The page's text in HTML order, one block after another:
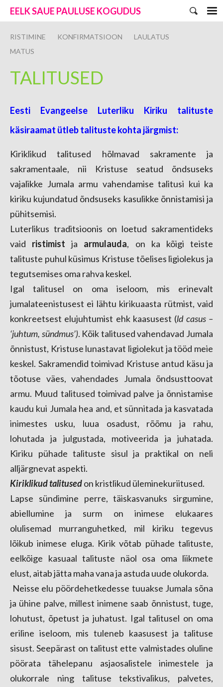
EELK SAUE PAULUSE KOGUDUS
RISTIMINE KONFIRMATSIOON
LAULATUS
MATUS
TALITUSED
Eesti Evangeelse Luterliku Kiriku talituste
käsiraamat ütleb talituste kohta järgmist:
Kiriklikud talitused hõlmavad sakramente ja
sakramentaale, nii Kristuse seatud õndsuseks
vajalikke Jumala armu vahendamise talitusi kui ka
kiriku kujundatud õndsuseks kasulikke õnnistamisi ja
pühitsemisi.
Luterlikus traditsioonis on loetud sakramentideks
vaid ristimistja armulauda, on ka kõigi teiste
talituste puhul küsimus Kristuse tõelises ligiolekus ja
tegutsemises oma rahva keskel.
Igal talitusel on oma iseloom, mis erinevalt
jumalateenistusest ei lähtu kirikuaasta rütmist, vaid
konkreetsest elujuhtumist ehk kaasusest (ld casus –
‘juhtum, sündmus’). Kõiktalitused vahendavad Jumala
õnnistust, Kristuse lunastavat ligiolekut ja tööd meie
keskel. Sakramendid toimivad Kristuse antud käsu ja
tõotuse väes, vahendades Jumala õndsusttoovat
armu. Muud talitused toimivad palve ja õnnistamise
kaudu kui Jumala hea and, et sünnitada ja kasvatada
inimestes usku, luua osadust, rõõmu ja rahu,
lohutada ja julgustada, motiveerida ja juhatada.
Kiriku pühade talituste sisul ja praktikal on neli
alljärgnevat aspekti.
Kiriklikud talitusedon kristlikud üleminekuriitused.
Lapse sündimine perre, täiskasvanuks sirgumine,
abiellumine ja surm on inimese elukaares
olulisemad murranguhetked, mil kiriku tegevus
lõikub inimese eluga. Kirik võtab pühade talituste,
eelkõige kasuaal talituste näol osa oma liikmete
elust, aitabjätta maha vana ja astuda uude olukorda.
Neisse elu pöördehetkedesse tuuakse Jumala sõna
ja ühine palve, millest inimene saab õnnistust, tuge,
lohutust, õpetust ja juhatust. Igal talitusel on oma
eriline iseloom, mis tuleneb kaasusest ja talituse
sisust. Seepärast on talitust ette valmistades oluline
pöörata tähelepanu asjaosalistele inimestele ja
olukorrale ning talituse tekstivalikus, palvetes,